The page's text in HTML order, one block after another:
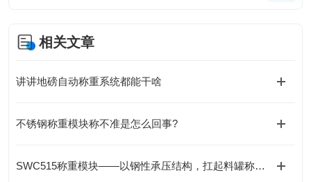
相关文章
讲讲地磅自动称重系统都能干啥
不锈钢称重模块称不准是怎么回事?
SWC515称重模块——以钢性承压结构，扛起料罐称重的“静载荷基石“